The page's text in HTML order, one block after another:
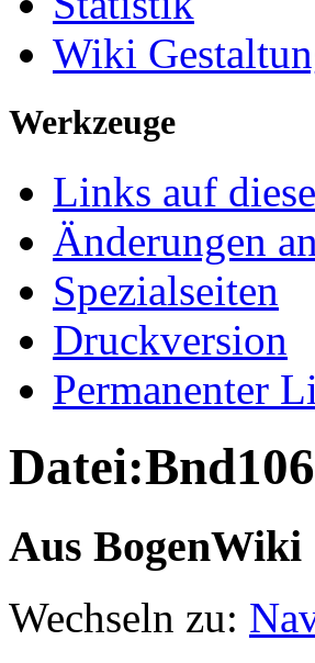
Wiki
Werkzeuge
Links auf
Änderungen
Spezialseiten
Druckversion
Permanenter
Aus BogenWiki
Wechseln zu: